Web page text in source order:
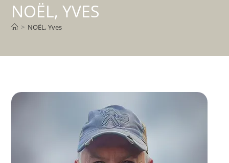
NOËL, YVES
> NOËL, Yves